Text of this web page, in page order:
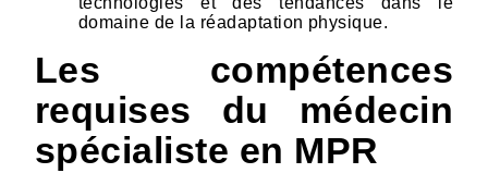
domaine de la réadaptation physique.
Les compétences
requises du médecin
spécialiste en MPR